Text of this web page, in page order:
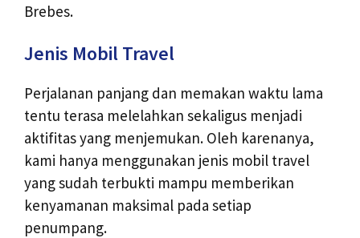
Brebes.
Jenis Mobil Travel
Perjalanan panjang dan memakan waktu lama
tentu terasa melelahkan sekaligus menjadi
aktifitas yang menjemukan. Oleh karenanya,
kami hanya menggunakan jenis mobil travel
yang sudah terbukti mampu memberikan
kenyamanan maksimal pada setiap
penumpang.